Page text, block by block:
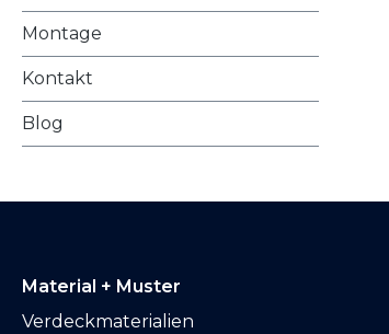
Montage
Kontakt
Blog
Material + Muster
Verdeckmaterialien